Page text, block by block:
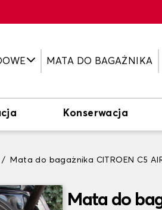
MATA DO BAGAŻNIKA
Konserwacja
Mata do bagażnika CITROEN C5
Mata do